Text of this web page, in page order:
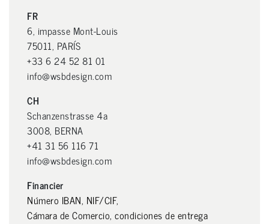
FR
6, impasse Mont-Louis
75011, PARÍS
+33 6 24 52 81 01
info@wsbdesign.com
CH
Schanzenstrasse 4a
3008, BERNA
+41 31 56 116 71
info@wsbdesign.com
Financier
Número IBAN, NIF/CIF,
Cámara de Comercio, condiciones de entrega